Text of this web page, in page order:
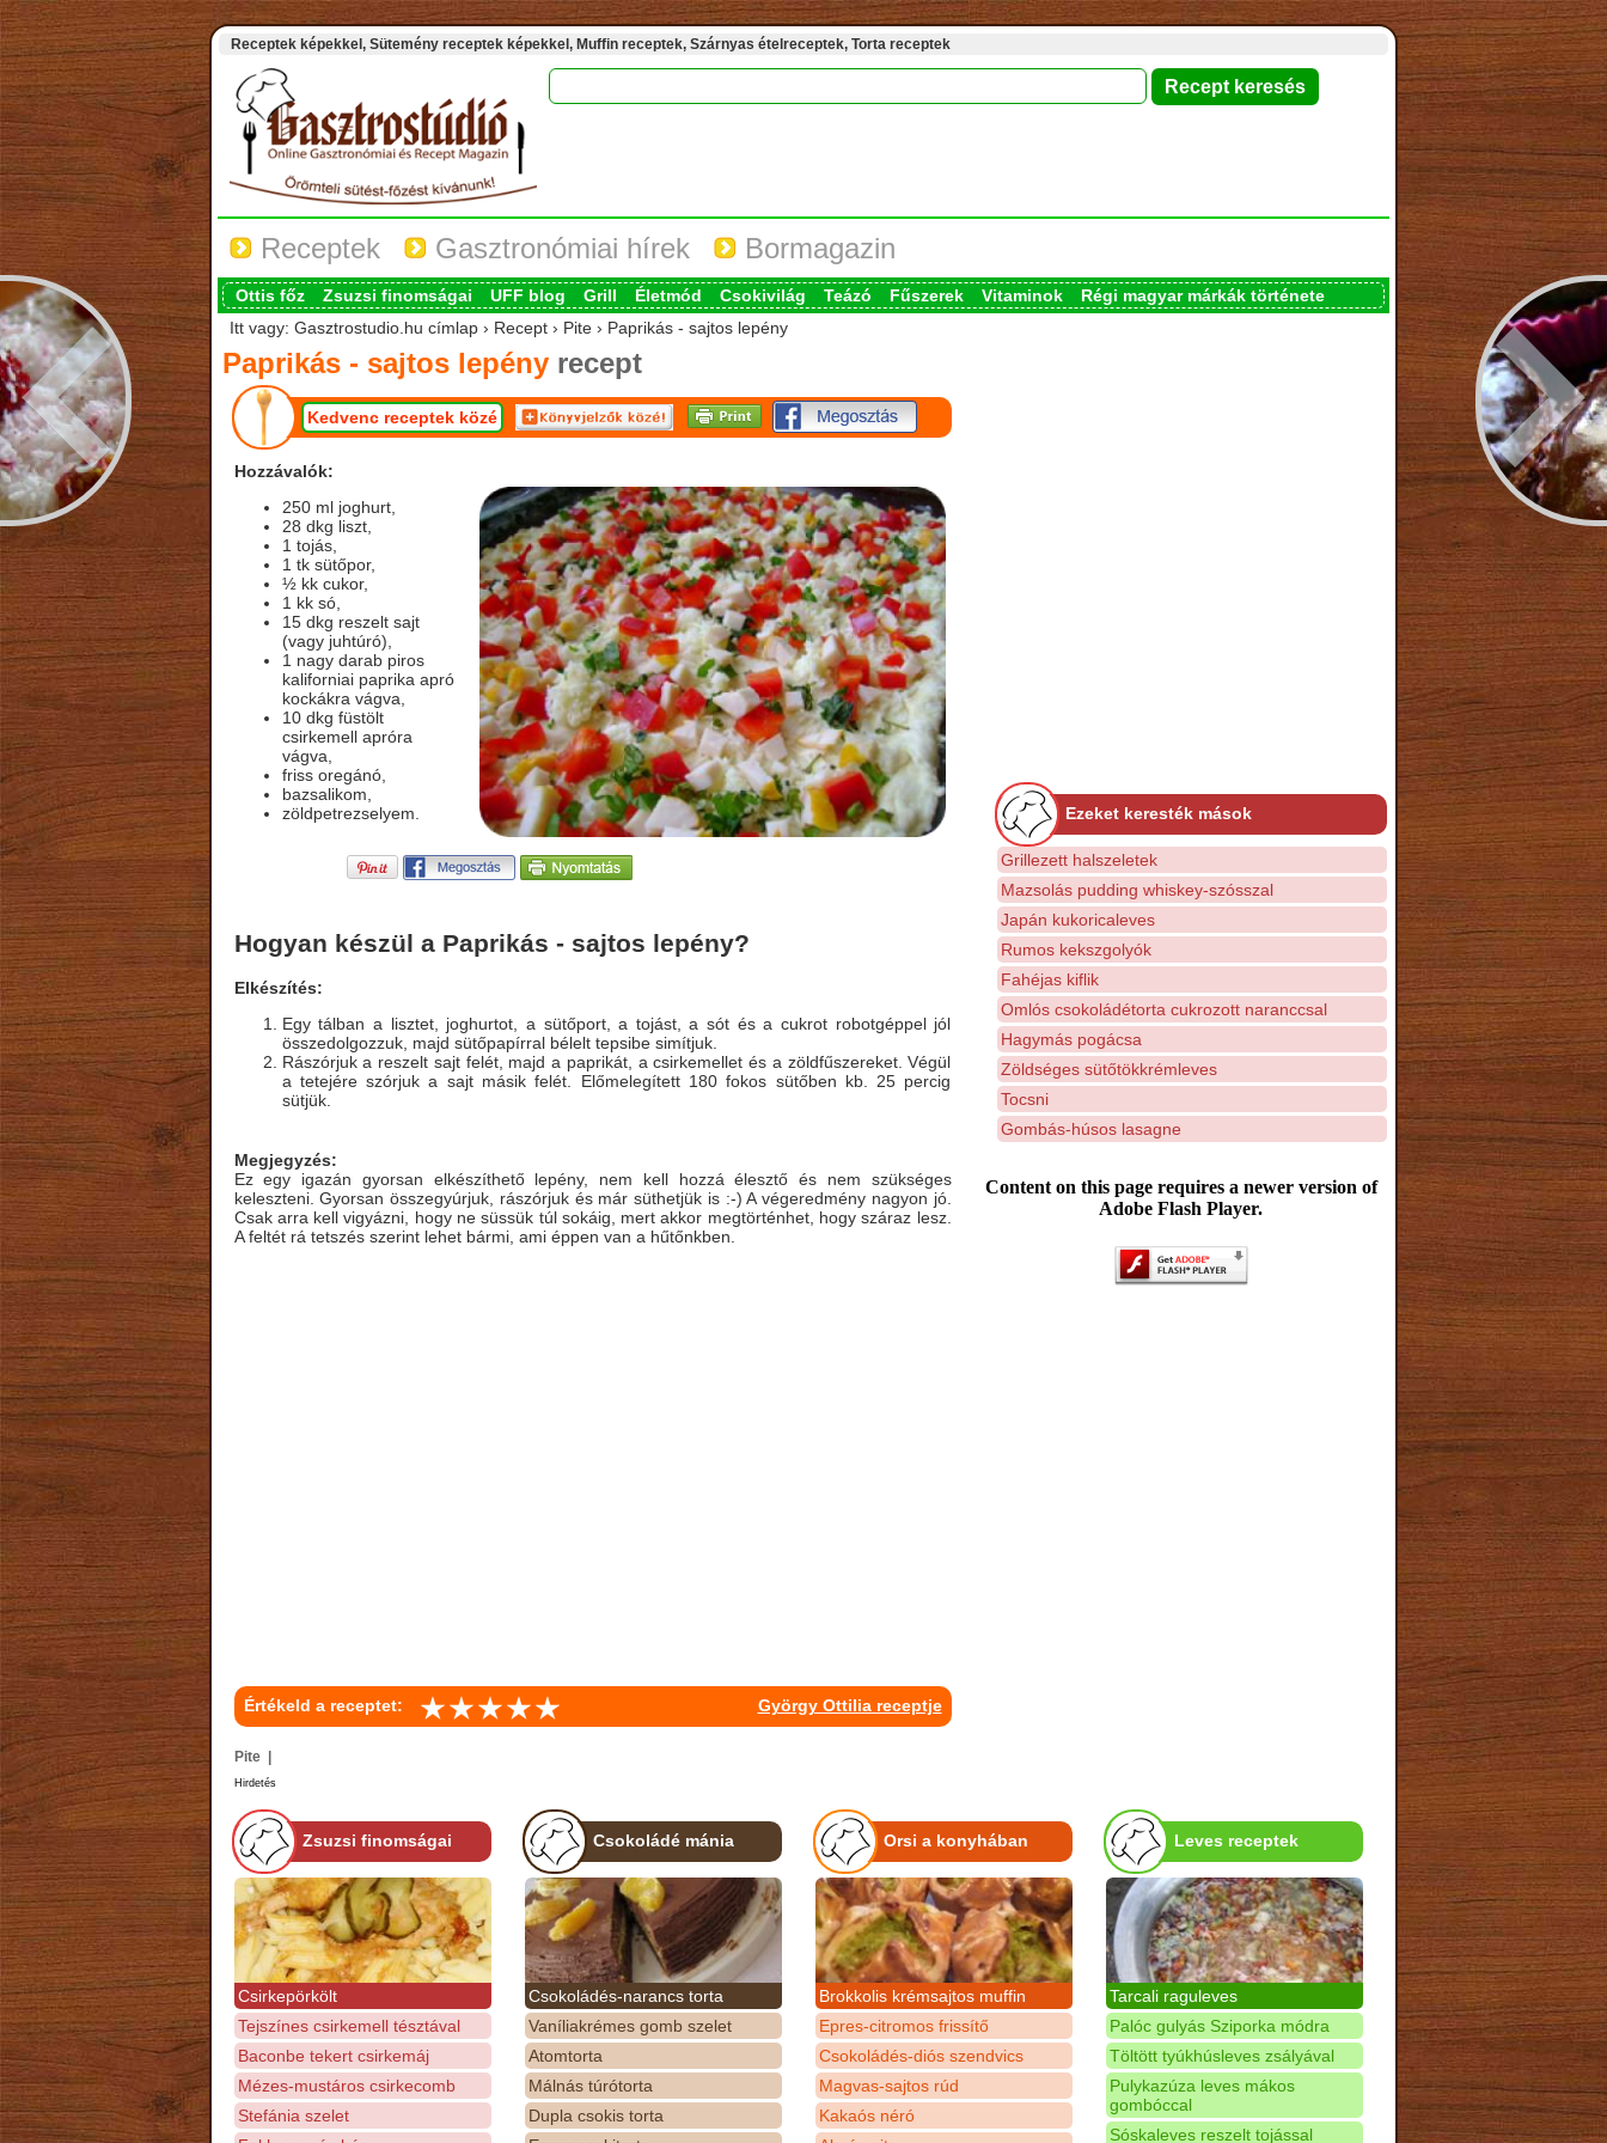
Receptek képekkel, Sütemény receptek képekkel, Muffin receptek, Szárnyas ételreceptek, Torta receptek
Receptek Gasztronómiai hírek Bormagazin
Ottis főz Zsuzsi finomságai UFF blog Grill Életmód Csokivilág Teázó Fűszerek Vitaminok
Régi magyar márkák története
Itt vagy: Gasztrostudio.hu címlap › Recept › Pite › Paprikás - sajtos lepény
Paprikás - sajtos lepényrecept
Kedvenc receptek közé
Hozzávalók:
250 ml joghurt,
28 dkg liszt,
1 tojás,
1 tk sütőpor,
½ kk cukor,
1 kk só,
15 dkg reszelt sajt
(vagy juhtúró),
1 nagy darab piros
kaliforniai paprika apró
kockákra vágva,
10 dkg füstölt
csirkemell apróra
vágva,
friss oregánó,
bazsalikom,
zöldpetrezselyem.
Hogyan készül a Paprikás - sajtos lepény?
Elkészítés:
Egy tálban a lisztet, joghurtot, a sütőport, a tojást, a sót és a cukrot robotgéppel jól
összedolgozzuk, majd sütőpapírral bélelt tepsibe simítjuk.
Rászórjuk a reszelt sajt felét, majd a paprikát, a csirkemellet és a zöldfűszereket. Végül
a tetejére szórjuk a sajt másik felét. Előmelegített 180 fokos sütőben kb. 25 percig
sütjük.
Megjegyzés:
Ez egy igazán gyorsan elkészíthető lepény, nem kell hozzá élesztő és nem szükséges
keleszteni. Gyorsan összegyúrjuk, rászórjuk és már süthetjük is :-) A végeredmény nagyon jó.
Csak arra kell vigyázni, hogy ne süssük túl sokáig, mert akkor megtörténhet, hogy száraz lesz.
A feltét rá tetszés szerint lehet bármi, ami éppen van a hűtőnkben.
Értékeld a receptet: György Ottilia receptje
Pite |
Hirdetés
Ezeket keresték mások
Grillezett halszeletek
Mazsolás pudding whiskey-szósszal
Japán kukoricaleves
Rumos kekszgolyók
Fahéjas kiflik
Omlós csokoládétorta cukrozott naranccsal
Hagymás pogácsa
Zöldséges sütőtökkrémleves
Tocsni
Gombás-húsos lasagne
Content on this page requires a newer version of
Adobe Flash Player.
Zsuzsi finomságai
Csirkepörkölt
Tejszínes csirkemell tésztával
Baconbe tekert csirkemáj
Mézes-mustáros csirkecomb
Stefánia szelet
Csokoládé mánia
Csokoládés-narancs torta
Vaníliakrémes gomb szelet
Atomtorta
Málnás túrótorta
Dupla csokis torta
Orsi a konyhában
Brokkolis krémsajtos muffin
Epres-citromos frissítő
Csokoládés-diós szendvics
Magvas-sajtos rúd
Kakaós néró
Leves receptek
Tarcali raguleves
Palóc gulyás Sziporka módra
Töltött tyúkhúsleves zsályával
Pulykazúza leves mákos
gombóccal
Sóskaleves reszelt tojással